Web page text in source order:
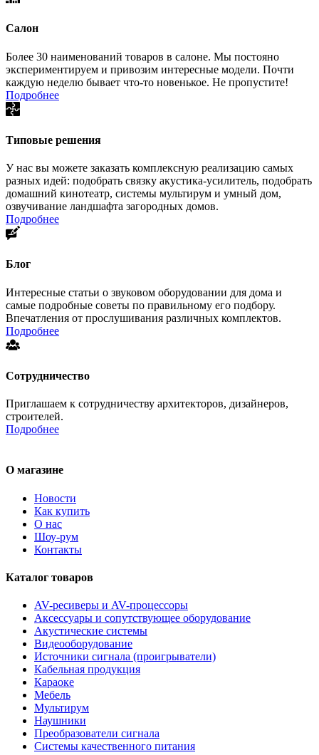
Салон
Более 30 наименований товаров в салоне. Мы постояно
экспериментируем и привозим интересные модели. Почти
каждую неделю бывает что-то новенькое. Не пропустите!
Подробнее
Типовые решения
У нас вы можете заказать комплексную реализацию самых
разных идей: подобрать связку акустика-усилитель, подобрать
домашний кинотеатр, системы мультирум и умный дом,
озвучивание ландшафта загородных домов.
Подробнее
Блог
Интересные статьи о звуковом оборудовании для дома и
самые подробные советы по правильному его подбору.
Впечатления от прослушивания различных комплектов.
Подробнее
Сотрудничество
Приглашаем к сотрудничеству архитекторов, дизайнеров,
строителей.
Подробнее
О магазине
Новости
Как купить
О нас
Шоу-рум
Контакты
Каталог товаров
AV-ресиверы и AV-процессоры
Аксессуары и сопутствующее оборудование
Акустические системы
Видеооборудование
Источники сигнала (проигрыватели)
Кабельная продукция
Караоке
Мебель
Мультирум
Наушники
Преобразователи сигнала
Системы качественного питания